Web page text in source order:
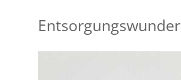
Entsorgungswunder